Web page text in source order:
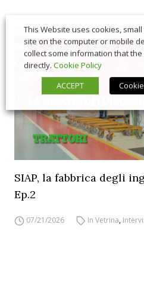
SIAP, la fabbrica degli
Ep.2
07/21/2026 In Vetrina,
This Website uses cookies,
site on the computer or mobile
collect some information that
directly. Cookie Policy
ACCEPT